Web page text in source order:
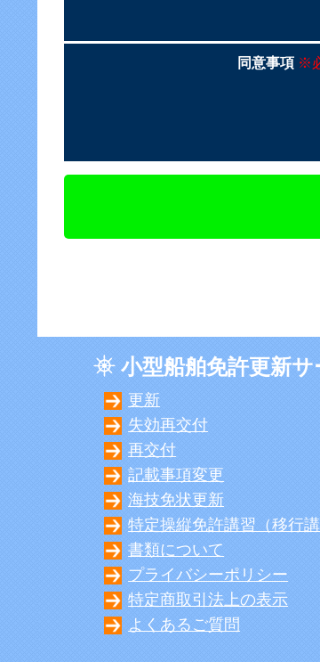
同意事項 ※
小型船舶免許更新サ
更新
失効再交付
再交付
記載事項変更
海技免状更新
特定操縦免許講習（移行講
書類について
プライバシーポリシー
特定商取引法上の表示
よくあるご質問